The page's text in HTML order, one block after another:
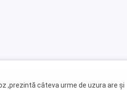
,prezintă câteva urme de uzura are și